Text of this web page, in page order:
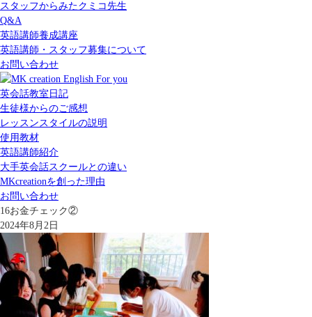
スタッフからみたクミコ先生
Q&A
英語講師養成講座
英語講師・スタッフ募集について
お問い合わせ
英会話教室日記
生徒様からのご感想
レッスンスタイルの説明
使用教材
英語講師紹介
大手英会話スクールとの違い
MKcreationを創った理由
お問い合わせ
16お金チェック②
2024年8月2日